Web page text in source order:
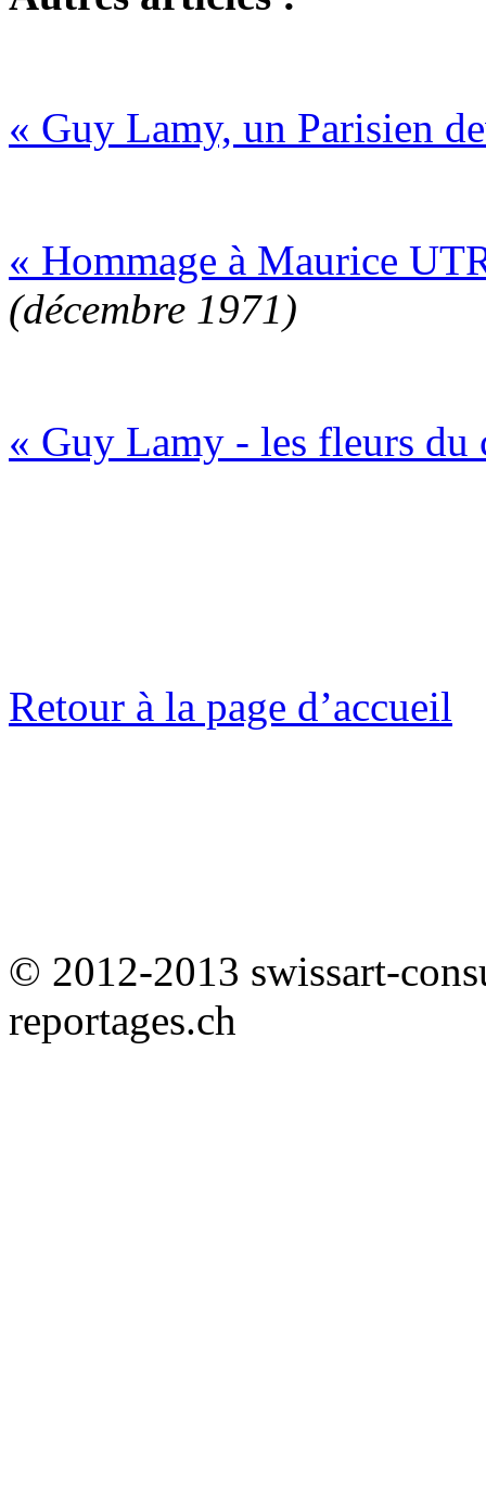
« Guy Lamy, un Parisien
« Hommage à Maurice
(décembre 1971)
« Guy Lamy - les fleurs
Retour à la page d’accueil
© 2012-2013 swissart-
reportages.ch